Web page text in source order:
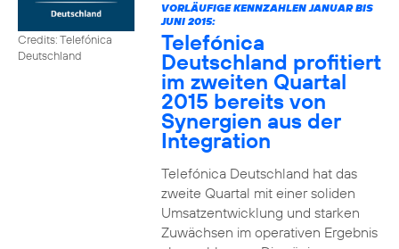
Credits: Telefónica
Deutschland
VORLÄUFIGE KENNZAHLEN JANUAR BIS
JUNI 2015:
Telefónica
Deutschland profitiert
im zweiten Quartal
2015 bereits von
Synergien aus der
Integration
Telefónica Deutschland hat das
zweite Quartal mit einer soliden
Umsatzentwicklung und starken
Zuwächsen im operativen Ergebnis